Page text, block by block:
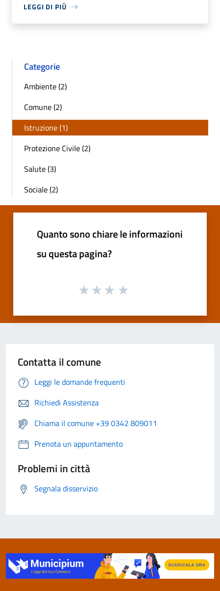
LEGGI DI PIÙ
Categorie
Ambiente (2)
Comune (2)
Istruzione (1)
Protezione Civile (2)
Salute (3)
Sociale (2)
Quanto sono chiare le informazioni
su questa pagina?
Contatta il comune
Leggi le domande frequenti
Richiedi Assistenza
Chiama il comune +39 0342 809011
Prenota un appuntamento
Problemi in città
Segnala disservizio